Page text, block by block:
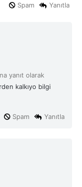
Yanıtla
Spam
yanıt olarak
kalkıyo bilgi
Yanıtla
Spam